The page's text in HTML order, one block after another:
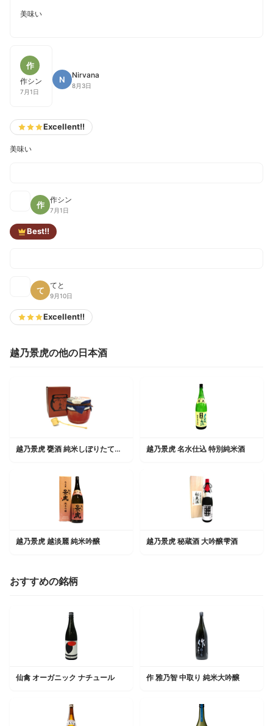
美味い
作
作シン
7月1日
N Nirvana
8月3日
Excellent!!
美味い
作 作シン
7月1日
Best!!
て てと
9月10日
Excellent!!
越乃景虎の他の日本酒
越乃景虎 甕酒 純米しぼりたて生酒 越乃景虎 名水仕込 特別純米酒
越乃景虎 越淡麗 純米吟醸 越乃景虎 秘蔵酒 大吟醸雫酒
おすすめの銘柄
仙禽 オーガニック ナチュール 作 雅乃智 中取り 純米大吟醸